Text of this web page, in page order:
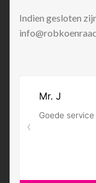
Indien gesloten